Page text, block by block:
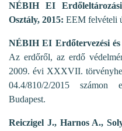
NÉBIH EI
Osztály, 2015: EEM felvételi
NÉBIH EI Erdőtervezési és
Az erdőről, az erdő
2009. évi XXXVII.
04.4/810/2/2015 számon
Budapest.
Reiczigel J., Harnos A.,